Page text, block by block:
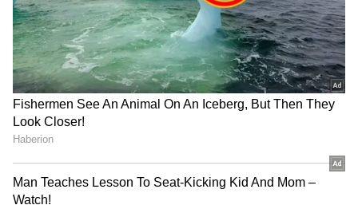
3
4
ಈ ಟ್ರಿಕ್ ಬಳಸಿ ಸೆಕೆಂಡುಗಳಲ್ಲಿ ಎಣ್ಣೆಯನ್ನು ಸ್ವಚ್ಛಗೊಳಿಸಿ